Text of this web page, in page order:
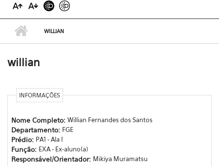
WILLIAN
willian
INFORMAÇÕES
Nome Completo: Willian Fernandes dos Santos
Departamento: FGE
Prédio: PA1 - Ala I
Função: EXA - Ex-aluno(a)
Responsável/Orientador: Mikiya Muramatsu